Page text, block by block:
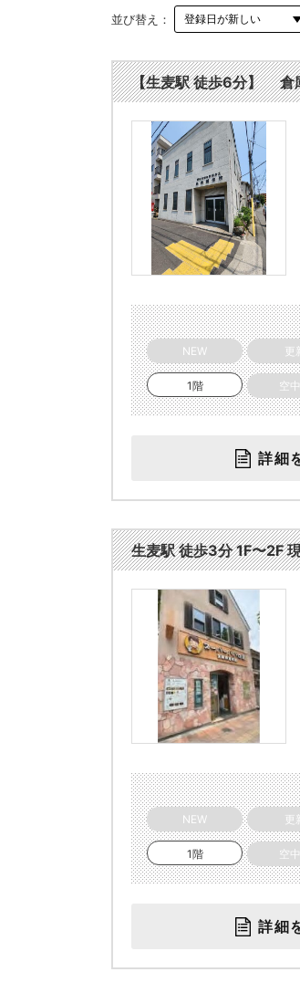
並び替え：
【生麦駅 徒歩6分】 倉
NEW 更
1階 空
詳細
生麦駅 徒歩3分 1F〜2F
NEW 更
1階 空
詳細